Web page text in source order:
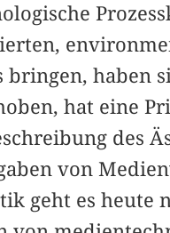
bringen, haben
hat eine
des
von
geht es heute